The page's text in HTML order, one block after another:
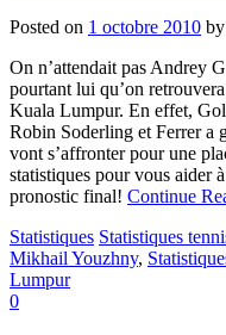
Posted on 1 octobre 2010 by
On n’attendait pas Andrey
pourtant lui qu’on
Kuala Lumpur. En effet,
Robin Soderling et Ferrer a
vont s’affronter pour une
statistiques pour vous aider
pronostic final! Continue
Statistiques Statistiques
Mikhail Youzhny,
Lumpur
0